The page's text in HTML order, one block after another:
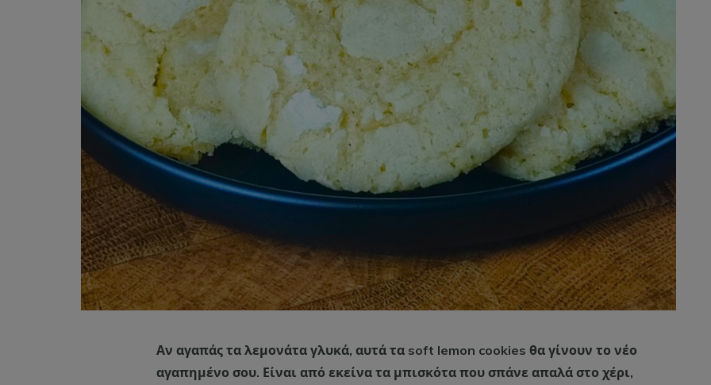
Αν αγαπάς τα λεμονάτα γλυκά, αυτά τα soft lemon cookies θα γίνουν το νέο
αγαπημένο σου. Είναι από εκείνα τα μπισκότα που σπάνε απαλά στο χέρι,